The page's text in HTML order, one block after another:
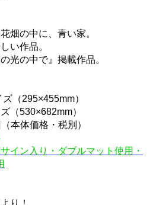
の中に、青い家。
品。
で』掲載作品。
（295×455mm）
（530×682mm）
体価格・税別）
イン入り・ダブルマット使用・
り！